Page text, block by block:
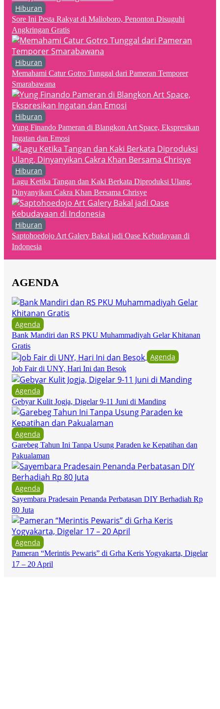
Hiburan
Sore Ini Pesta Rakyat di Malioboro, Penonton Disuguhi
Angkringan Gratis
Hiburan
Memahami Catur Gotro Tunggal dari Pameran Temporer
Smarabawana
Hiburan
Yung Finando Pameran di Blangkon Art Space, Ekspresikan
Ingatan dan Emosi
Hiburan
Lagu Ketika Tangan dan Kaki Berkata Diproduksi Ulang,
Dinyanyikan Cakra Khan Bersama Chrisye
Hiburan
Saptohoedojo Art Galery Bakal jadi Oase Kebudayaan di
Indonesia
AGENDA
Agenda
Bank Mandiri dan RS PKU Muhammadiyah Gelar Khitanan
Gratis
Agenda
Job Fair di UNY, Hari Ini dan Besok
Agenda
Gebyar Kulit Jogja, Digelar 9-11 Juni di Manding
Agenda
Garebeg Tahun Ini Tanpa Usung Paraden ke Kepatihan dan
Pakualaman
Agenda
Sayembara Pradesain Penanda Perbatasan DIY Berhadiah Rp
80 Juta
Agenda
Pameran “Merintis Pewaris” di Grha Keris Yogyakarta, Digelar
17 – 20 April